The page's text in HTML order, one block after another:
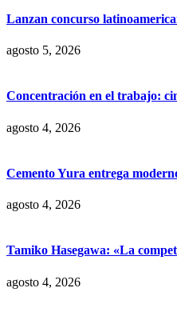
Lanzan concurso
agosto 5, 2026
Concentración en el trabajo:
agosto 4, 2026
Cemento Yura entrega
agosto 4, 2026
Tamiko Hasegawa: «La
agosto 4, 2026